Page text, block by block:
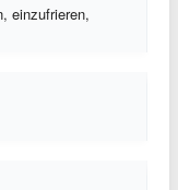
einzufrieren,